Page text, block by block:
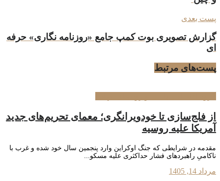
پست بعدی
گزارش تصویری بوت کمپ جامع «روزنامه نگاری» حرفه
ای
پست‌های مرتبط
از فلج‌سازی تا خودویرانگری؛ معمای تحریم‌های جدید
آمریکا علیه روسیه
مقدمه در شرایطی که جنگ اوکراین وارد پنجمین سال خود شده و غرب با
ناکامیِ راهبردهای فشار حداکثری علیه مسکو...
مرداد 14, 1405